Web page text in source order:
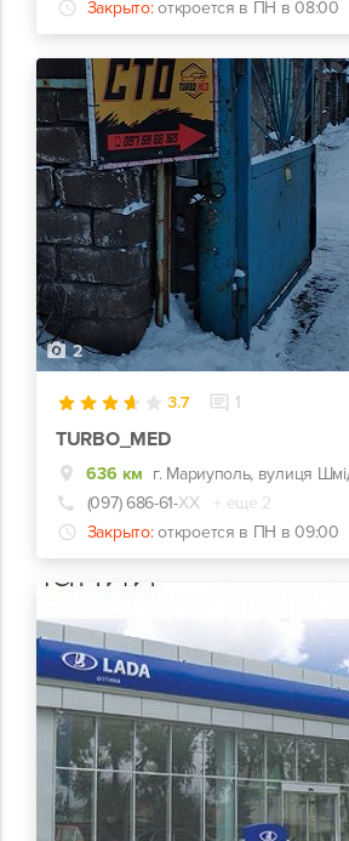
Закрыто: откроется в ПН в 08:00
2
3.7 1
TURBO_MED
636 км г. Мариуполь, вулиця
(097) 686-61-ХХ
+ еще 2
Закрыто: откроется в ПН в 09:00